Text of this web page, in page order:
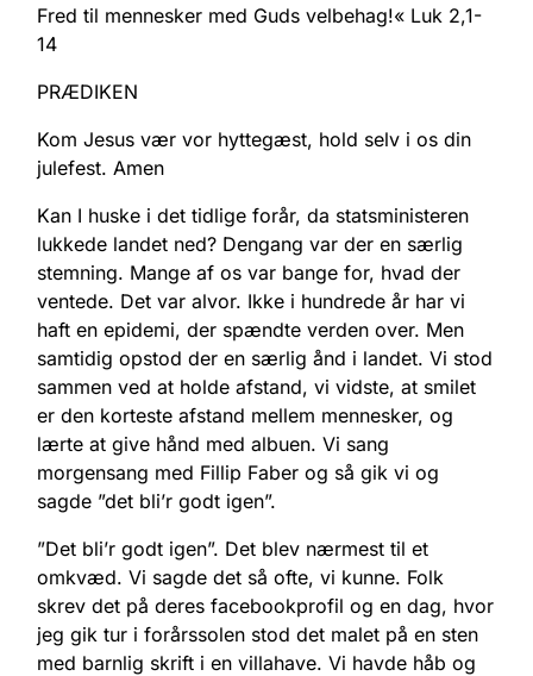
Fred til mennesker med Guds velbehag!« Luk 2,1-
14
PRÆDIKEN
Kom Jesus vær vor hyttegæst, hold selv i os din
julefest. Amen
Kan I huske i det tidlige forår, da statsministeren
lukkede landet ned? Dengang var der en særlig
stemning. Mange af os var bange for, hvad der
ventede. Det var alvor. Ikke i hundrede år har vi
haft en epidemi, der spændte verden over. Men
samtidig opstod der en særlig ånd i landet. Vi stod
sammen ved at holde afstand, vi vidste, at smilet
er den korteste afstand mellem mennesker, og
lærte at give hånd med albuen. Vi sang
morgensang med Fillip Faber og så gik vi og
sagde ”det bli’r godt igen”.
”Det bli’r godt igen”. Det blev nærmest til et
omkvæd. Vi sagde det så ofte, vi kunne. Folk
skrev det på deres facebookprofil og en dag, hvor
jeg gik tur i forårssolen stod det malet på en sten
med barnlig skrift i en villahave. Vi havde håb og